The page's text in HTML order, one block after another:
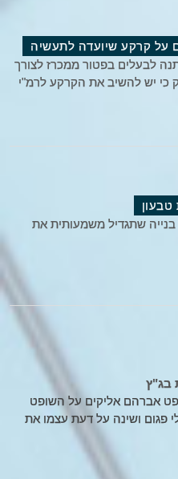
על קרקע שיועדה לתעשיה
לבעלים בפטור ממכרז לצורך
כי יש להשיב את הקרקע לרמ"י
טבעון
שתגדיל משמעותית את
בג"ץ
אברהם אליקים על השופט
פגום ושינה על דעת עצמו את